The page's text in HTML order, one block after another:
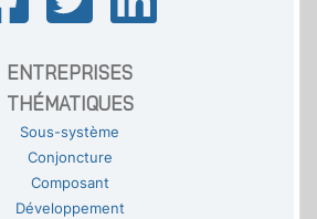
ENTREPRISES
THÉMATIQUES
Sous-système
Conjoncture
Composant
Développement